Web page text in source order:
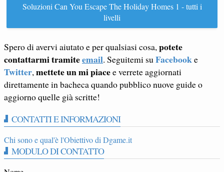
Soluzioni Can You Escape The Holiday Homes 1 - tutti i
livelli
Spero di avervi aiutato e per qualsiasi cosa,potete
contattarmi tramiteemail. Seguitemi suFacebooke
Twitter,mettete un mi piacee verrete aggiornati
direttamente in bacheca quando pubblico nuove guide o
aggiorno quelle già scritte!
CONTATTI E INFORMAZIONI
Chi sono e qual'è l'Obiettivo di Dgame.it
MODULO DI CONTATTO